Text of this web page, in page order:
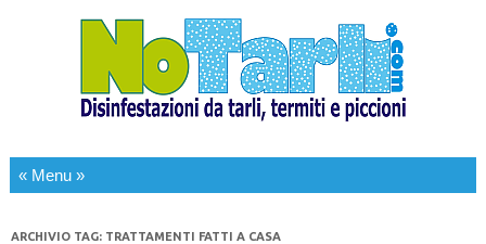
Salta al contenuto
ARCHIVIO TAG: TRATTAMENTI FATTI A CASA